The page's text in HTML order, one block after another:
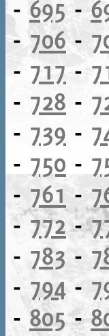
- 695 -
-706-
- 717 -
- 728 -
- 739 -
- 750 -
- 761 -
-772-
- 783 -
- 794 -
- 805-